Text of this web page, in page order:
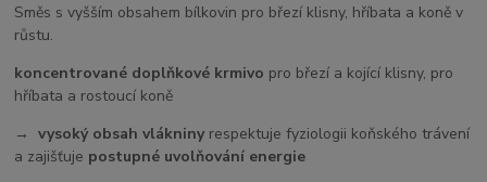
Směs s vyšším obsahem bílkovin pro březí klisny, hříbata a koně v
růstu.
koncentrované doplňkové krmivo pro březí a kojící klisny, pro
hříbata a rostoucí koně
→ vysoký obsah vlákniny respektuje fyziologii koňského trávení
a zajišťuje postupné uvolňování energie